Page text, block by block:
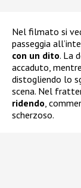
Nel filmato si
passeggia
con un dito. La
accaduto,
distogliendo lo
scena. Nel
ridendo ,
scherzoso.